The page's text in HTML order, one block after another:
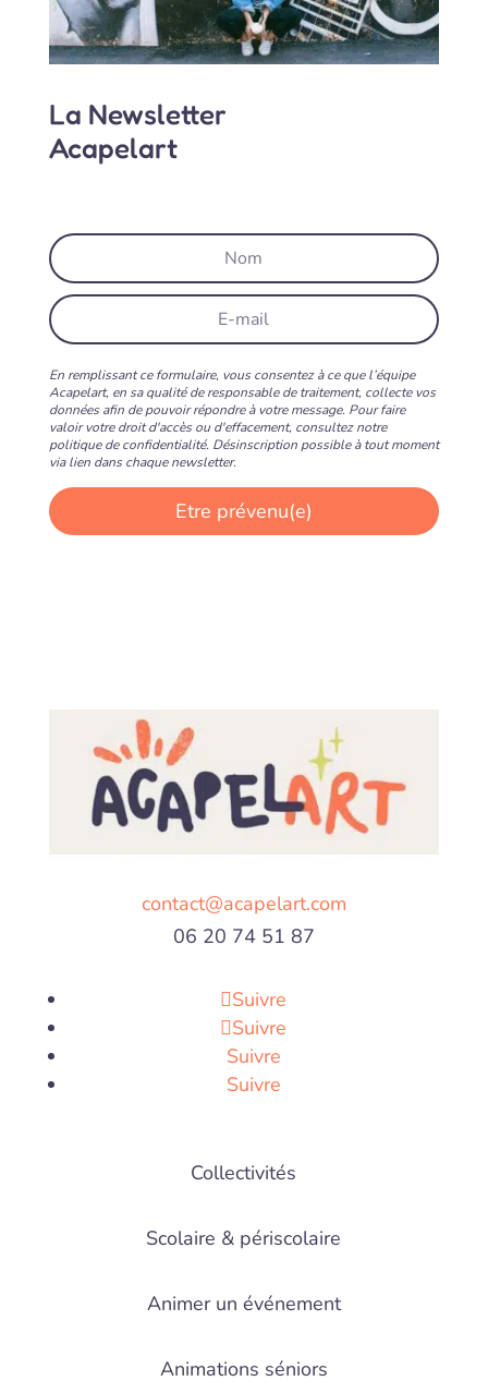
La Newsletter
Acapelart
En remplissant ce formulaire, vous consentez à ce que l’équipe
Acapelart, en sa qualité de responsable de traitement, collecte vos
données afin de pouvoir répondre à votre message. Pour faire
valoir votre droit d'accès ou d'effacement, consultez notre
politique de confidentialité. Désinscription possible à tout moment
via lien dans chaque newsletter.
contact@acapelart.com
06 20 74 51 87
Suivre
Suivre
Suivre
Suivre
Collectivités
Scolaire & périscolaire
Animer un événement
Animations séniors